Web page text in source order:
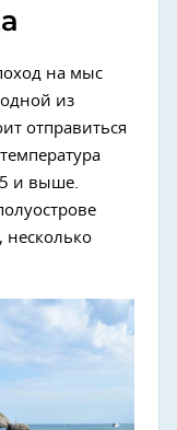
на мыс
из
отправиться
и выше.
несколько